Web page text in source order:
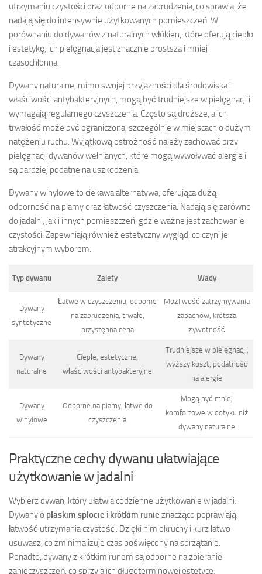
utrzymaniu czystości oraz odporne na zabrudzenia, co sprawia, że
nadają się do intensywnie użytkowanych pomieszczeń. W
porównaniu do dywanów z naturalnych włókien, które oferują ciepło
i estetykę, ich pielęgnacja jest znacznie prostsza i mniej
czasochłonna.
Dywany naturalne, mimo swojej przyjazności dla środowiska i
właściwości antybakteryjnych, mogą być trudniejsze w pielęgnacji i
wymagają regularnego czyszczenia. Często są droższe, a ich
trwałość może być ograniczona, szczególnie w miejscach o dużym
natężeniu ruchu. Wyjątkową ostrożność należy zachować przy
pielęgnacji dywanów wełnianych, które mogą wywoływać alergie i
są bardziej podatne na uszkodzenia.
Dywany winylowe to ciekawa alternatywa, oferująca dużą
odporność na plamy oraz łatwość czyszczenia. Nadają się zarówno
do jadalni, jak i innych pomieszczeń, gdzie ważne jest zachowanie
czystości. Zapewniają również estetyczny wygląd, co czyni je
atrakcyjnym wyborem.
Typ dywanu Zalety Wady
Dywany
syntetyczne
Łatwe w czyszczeniu, odporne
na zabrudzenia, trwałe,
przystępna cena
Możliwość zatrzymywania
zapachów, krótsza
żywotność
Dywany
naturalne
Ciepłe, estetyczne,
właściwości antybakteryjne
Trudniejsze w pielęgnacji,
wyższy koszt, podatność
na alergie
Dywany
winylowe
Odporne na plamy, łatwe do
czyszczenia
Mogą być mniej
komfortowe w dotyku niż
dywany naturalne
Praktyczne cechy dywanu ułatwiające
użytkowanie w jadalni
Wybierz dywan, który ułatwia codzienne użytkowanie w jadalni.
Dywany o płaskim splocie i krótkim runie znacząco poprawiają
łatwość utrzymania czystości. Dzięki nim okruchy i kurz łatwo
usuwasz, co zminimalizuje czas poświęcony na sprzątanie.
Ponadto, dywany z krótkim runem są odporne na zbieranie
zanieczyszczeń, co sprzyja ich długoterminowej estetyce.